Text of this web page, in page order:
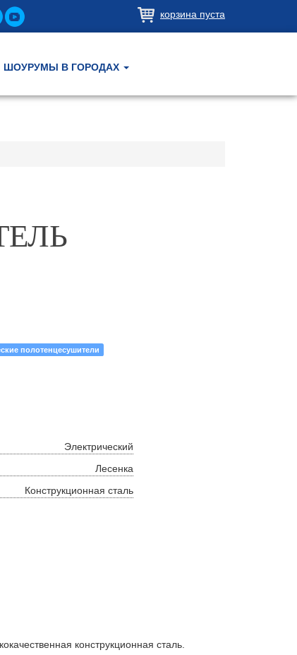
корзина пуста
ШОУРУМЫ В ГОРОДАХ
полотенцесушители
Электрический
Лесенка
Конструкционная сталь
конструкционная сталь.